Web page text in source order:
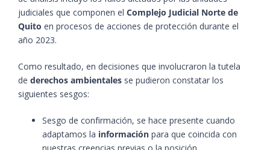
judiciales que componen el Complejo Judicial Norte de
Quito en procesos de acciones de protección durante el
año 2023.
Como resultado, en decisiones que involucraron la tutela
de derechos ambientales se pudieron constatar los
siguientes sesgos:
Sesgo de confirmación, se hace presente cuando
adaptamos la información para que coincida con
nuestras creencias previas o la posición